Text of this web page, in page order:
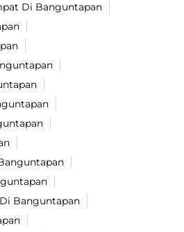
Di Banguntapan
Banguntapan